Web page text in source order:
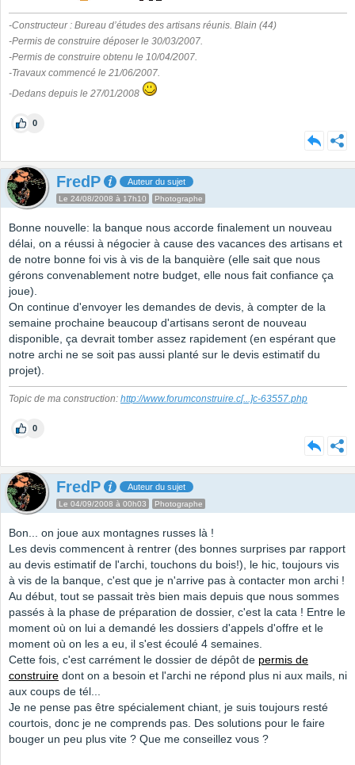
-Constructeur : Bureau d’études des artisans réunis. Blain (44)
-Permis de construire déposer le 30/03/2007.
-Permis de construire obtenu le 10/04/2007.
-Travaux commencé le 21/06/2007.
-Dedans depuis le 27/01/2008
0
FredP Auteur du sujet
Le 24/08/2008 à 17h10 Photographe
Bonne nouvelle: la banque nous accorde finalement un nouveau
délai, on a réussi à négocier à cause des vacances des artisans et
de notre bonne foi vis à vis de la banquière (elle sait que nous
gérons convenablement notre budget, elle nous fait confiance ça
joue).
On continue d'envoyer les demandes de devis, à compter de la
semaine prochaine beaucoup d'artisans seront de nouveau
disponible, ça devrait tomber assez rapidement (en espérant que
notre archi ne se soit pas aussi planté sur le devis estimatif du
projet).
Topic de ma construction: http://www.forumconstruire.c[...]c-63557.php
0
FredP Auteur du sujet
Le 04/09/2008 à 00h03 Photographe
Bon... on joue aux montagnes russes là !
Les devis commencent à rentrer (des bonnes surprises par rapport
au devis estimatif de l'archi, touchons du bois!), le hic, toujours vis
à vis de la banque, c'est que je n'arrive pas à contacter mon archi !
Au début, tout se passait très bien mais depuis que nous sommes
passés à la phase de préparation de dossier, c'est la cata ! Entre le
moment où on lui a demandé les dossiers d'appels d'offre et le
moment où on les a eu, il s'est écoulé 4 semaines.
Cette fois, c'est carrément le dossier de dépôt de permis de
construire dont on a besoin et l'archi ne répond plus ni aux mails, ni
aux coups de tél...
Je ne pense pas être spécialement chiant, je suis toujours resté
courtois, donc je ne comprends pas. Des solutions pour le faire
bouger un peu plus vite ? Que me conseillez vous ?